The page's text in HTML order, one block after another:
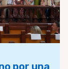
por una